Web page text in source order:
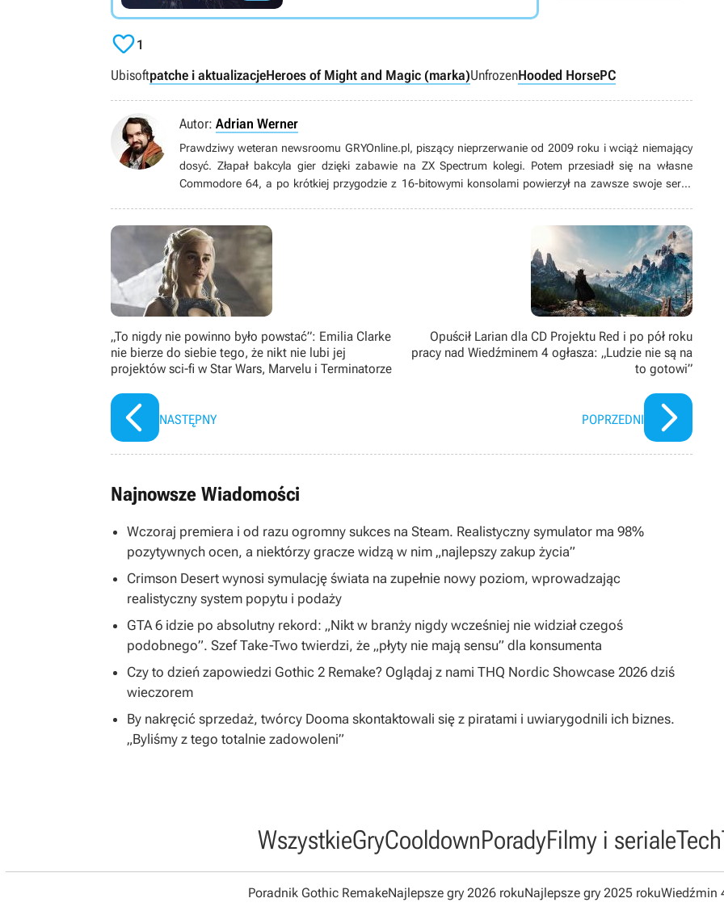
1
Ubisoftpatche i aktualizacjeHeroes of Might and Magic (marka)UnfrozenHooded HorsePC
Autor: Adrian Werner
Prawdziwy weteran newsroomu GRYOnline.pl, piszący nieprzerwanie od 2009 roku i wciąż niemający
dosyć. Złapał bakcyla gier dzięki zabawie na ZX Spectrum kolegi. Potem przesiadł się na własne
Commodore 64, a po krótkiej przygodzie z 16-bitowymi konsolami powierzył na zawsze swoje serce
książek, seriali, filmów i komiksów.
„To nigdy nie powinno było powstać”: Emilia Clarke
nie bierze do siebie tego, że nikt nie lubi jej
projektów sci-fi w Star Wars, Marvelu i Terminatorze
NASTĘPNY
Opuścił Larian dla CD Projektu Red i po pół roku
pracy nad Wiedźminem 4 ogłasza: „Ludzie nie są na
to gotowi”
POPRZEDNI
Najnowsze Wiadomości
Wczoraj premiera i od razu ogromny sukces na Steam. Realistyczny symulator ma 98%
pozytywnych ocen, a niektórzy gracze widzą w nim „najlepszy zakup życia”
Crimson Desert wynosi symulację świata na zupełnie nowy poziom, wprowadzając
realistyczny system popytu i podaży
GTA 6 idzie po absolutny rekord: „Nikt w branży nigdy wcześniej nie widział czegoś
podobnego”. Szef Take-Two twierdzi, że „płyty nie mają sensu” dla konsumenta
Czy to dzień zapowiedzi Gothic 2 Remake? Oglądaj z nami THQ Nordic Showcase 2026 dziś
wieczorem
By nakręcić sprzedaż, twórcy Dooma skontaktowali się z piratami i uwiarygodnili ich biznes.
„Byliśmy z tego totalnie zadowoleni”
WszystkieGryCooldownPoradyFilmy i serialeTech
Poradnik Gothic RemakeNajlepsze gry 2026 rokuNajlepsze gry 2025 rokuWiedźmin